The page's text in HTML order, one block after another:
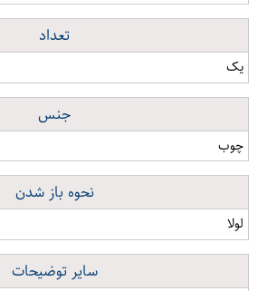
تعداد
یک
جنس
چوب
نحوه باز شدن
لولا
سایر توضیحات